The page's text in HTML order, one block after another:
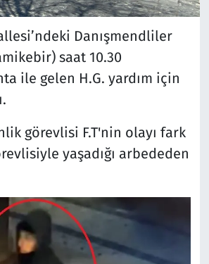
Danışmendliler
saat 10.30
ile gelen H.G. yardım için
görevlisi F.T'nin olayı fark
yaşadığı arbededen